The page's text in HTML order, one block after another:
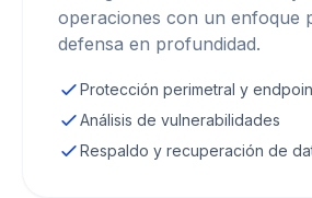
operaciones con un enfoque
defensa en profundidad.
Protección perimetral y
Análisis de vulnerabilidades
Respaldo y recuperación de